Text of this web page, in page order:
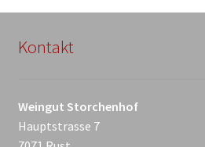
Kontakt
Weingut Storchenhof
Hauptstrasse 7